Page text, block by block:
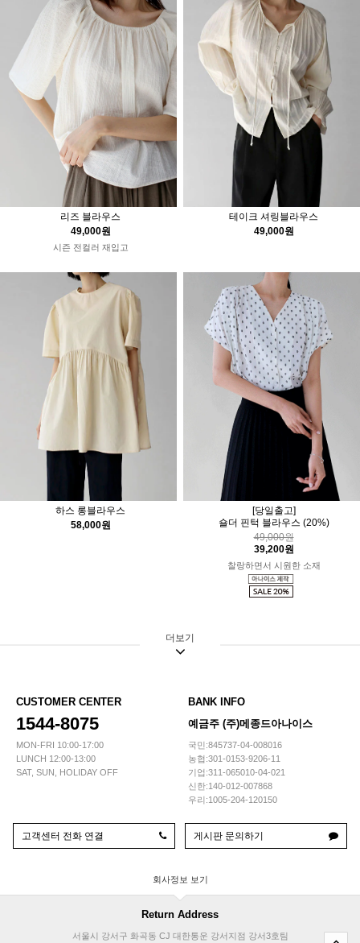
리즈 블라우스
49,000원
시즌 전컬러 재입고
테이크 셔링블라우스
49,000원
하스 롱블라우스
58,000원
[당일출고]
숄더 핀턱 블라우스 (20%)
49,000원
39,200원
찰랑하면서 시원한 소재
더보기
CUSTOMER CENTER
1544-8075
MON-FRI 10:00-17:00
LUNCH 12:00-13:00
SAT, SUN, HOLIDAY OFF
BANK INFO
예금주 (주)메종드아나이스
국민:845737-04-008016
농협:301-0153-9206-11
기업:311-065010-04-021
신한:140-012-007868
우리:1005-204-120150
고객센터 전화 연결 게시판 문의하기
회사정보
Return Address
서울시 강서구 화곡동 CJ 대한통운 강서지점 강서3호팀